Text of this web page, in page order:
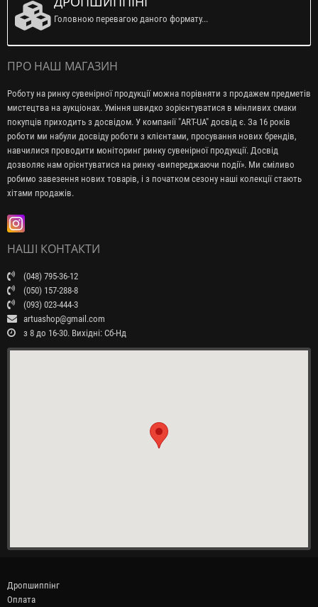
Головною перевагою даного формату...
ПРО НАШ МАГАЗИН
Роботу на ринку сувенірної продукції можна порівняти з продажем предметів
мистецтва на аукціонах. Уміння швидко зорієнтуватися в мінливих смаки
покупців приходить з досвідом. У компанії "ART-UA" досвід є. За 16 років
роботи ми набули досвіду роботи з клієнтами, просування нових брендів,
навчилися проводити моніторинг ринку сувенірної продукції. Досвід
дозволяє нам орієнтуватися на ринку «випереджаючи події». Ми сміливо
робимо завезення нових товарів, і з початком сезону наші колекції стають
хітами продажів.
НАШІ КОНТАКТИ
(048) 795-36-12
(050) 157-288-8
(093) 023-444-3
artuashop@gmail.com
з 8 до 16-30. Вихідні: Сб-Нд
Дропшиппінг
Оплата